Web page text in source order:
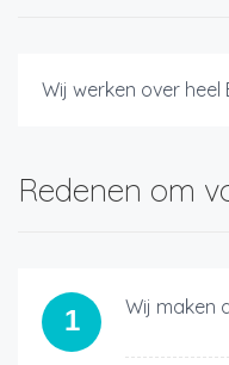
Wij werken over heel
Redenen om
1 Wij maken